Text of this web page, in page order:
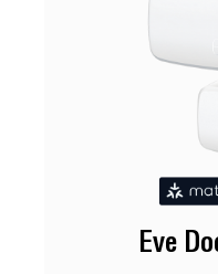
Eve